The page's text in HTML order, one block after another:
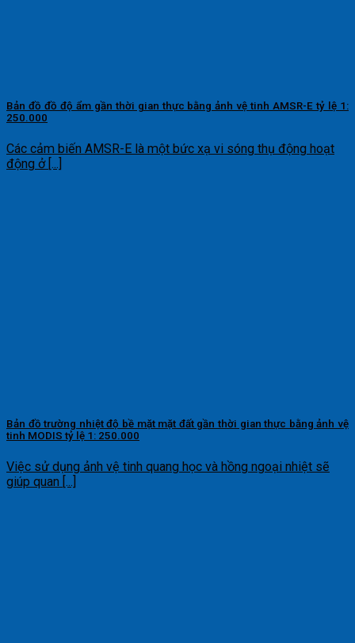
Bản đồ đồ độ ẩm gần thời gian thực bằng ảnh vệ tinh AMSR-E tỷ lệ 1:
250.000
Các cảm biến AMSR-E là một bức xạ vi sóng thụ động hoạt
động ở [...]
Bản đồ trường nhiệt độ bề mặt mặt đất gần thời gian thực bằng ảnh vệ
tinh MODIS tỷ lệ 1: 250.000
Việc sử dụng ảnh vệ tinh quang học và hồng ngoại nhiệt sẽ
giúp quan [...]